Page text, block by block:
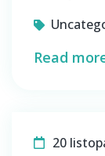
Read
20